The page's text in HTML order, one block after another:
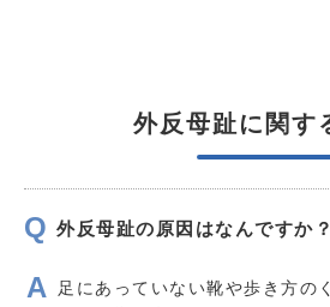
外反母趾に関す
外反母趾の原因はなんですか？
足にあっていない靴や歩き方の